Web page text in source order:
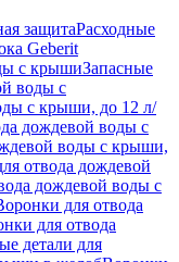
защитаРасходные
Geberit
с крышиЗапасные
воды с
с крыши, до 12 л/
дождевой воды с
воды с крыши,
отвода дождевой
дождевой воды с
для отвода
для отвода
детали для